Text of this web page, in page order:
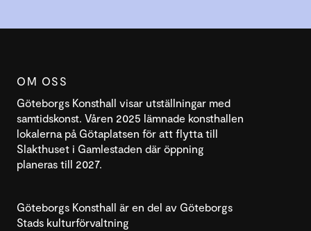
OM OSS
Göteborgs Konsthall visar utställningar med
samtidskonst. Våren 2025 lämnade konsthallen
lokalerna på Götaplatsen för att flytta till
Slakthuset i Gamlestaden där öppning
planeras till 2027.
Göteborgs Konsthall är en del av Göteborgs
Stads kulturförvaltning